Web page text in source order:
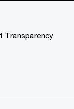
Transparency